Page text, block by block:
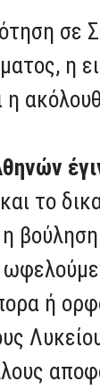
σε
η
η
και το
ή